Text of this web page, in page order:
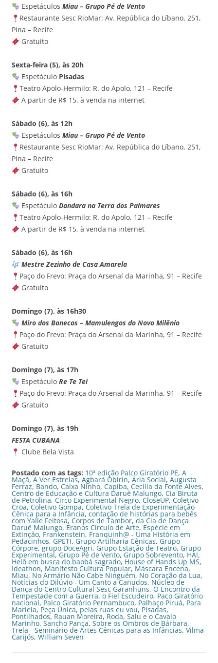
Espetáculos Miau – Grupo Pé de Vento
Restaurante Sesc RioMar: Av. República do Líbano, 251,
Pina – Recife
Gratuito
Sexta-feira (5), às 20h
Espetáculo Pisadas
Teatro Apolo-Hermilo: R. do Apolo, 121 – Recife
A partir de R$ 15, à venda na internet
Sábado (6), às 12h
Espetáculos Miau – Grupo Pé de Vento
Restaurante Sesc RioMar: Av. República do Líbano, 251,
Pina – Recife
Gratuito
Sábado (6), às 16h
Espetáculo Dandara na Terra dos Palmares
Teatro Apolo-Hermilo: R. do Apolo, 121 – Recife
A partir de R$ 15, à venda na internet
Sábado (6), às 16h
Mestre Zezinho de Casa Amarela
Paço do Frevo: Praça do Arsenal da Marinha, 91 – Recife
Gratuito
Domingo (7), às 16h30
Miro dos Bonecos – Mamulengos do Novo Milênio
Paço do Frevo: Praça do Arsenal da Marinha, 91 – Recife
Gratuito
Domingo (7), às 17h
Espetáculo Re Te Tei
Paço do Frevo: Praça do Arsenal da Marinha, 91 – Recife
Gratuito
Domingo (7), às 19h
FESTA CUBANA
Clube Bela Vista
Postado com as tags: 10ª edição Palco Giratório PE, A
Maçã, A Ver Estrelas, Agbará Obirin, Ária Social, Augusta
Ferraz, Bando, Caixa Ninho, Capiba, Cecília da Fonte Alves,
Centro de Educação e Cultura Daruê Malungo, Cia Biruta
de Petrolina, Circo Experimental Negro, CloseUP, Coletivo
Croa, Coletivo Gompa, Coletivo Trela de Experimentação
Cênica para a Infância, contação de histórias para bebês
com Yalle Feitosa, Corpos de Tambor, da Cia de Dança
Daruê Malungo, Eranos Círculo de Arte, Espécie em
Extinção, Frankenstein, Franquinh@ - Uma História em
Pedacinhos, GPETI, Grupo Artilharia Cênicas, Grupo
Córpore, grupo DoceAgri, Grupo Estação de Teatro, Grupo
Experimental , Grupo Pé de Vento, Grupo Sobrevento, HA!,
Helô em busca do baobá sagrado, House of Hands Up MS,
Ideathon, Manifesto Cultura Popular, Máscara Encena,
Miau, No Armário Não Cabe Ninguém, No Coração da Lua,
Notícias do Dilúvio - Um Canto a Canudos, Núcleo de
Dança do Centro Cultural Sesc Garanhuns, O Encontro da
Tempestade com a Guerra, o Fiel Escudeiro, Paco Giratório
nacional, Palco Giratório Pernambuco, Palhaço Piruá, Para
Mariela, Peça Única, pelas ruas eu vou, Pisadas,
Pontilhados, Rauan Moreira, Roda, Salu e o Cavalo
Marinho, Sancho Pança, Sobre os Ombros de Bárbara,
Trela - Seminário de Artes Cênicas para as Infâncias, Vilma
Carijós, William Seven